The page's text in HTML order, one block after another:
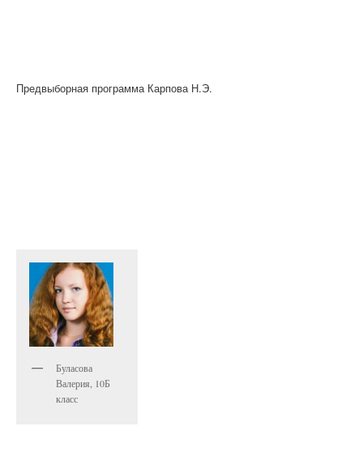
Предвыборная программа Карпова Н.Э.
Буласова
Валерия, 10Б
класс